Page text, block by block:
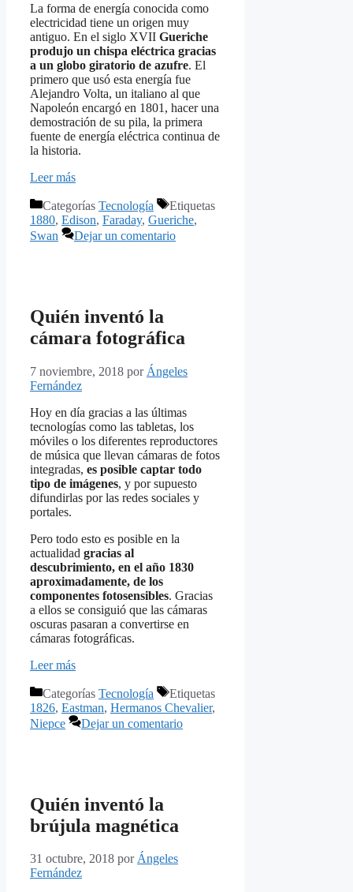
La forma de energía conocida como
electricidad tiene un origen muy
antiguo. En el siglo XVII Gueriche
produjo un chispa eléctrica gracias
a un globo giratorio de azufre. El
primero que usó esta energía fue
Alejandro Volta, un italiano al que
Napoleón encargó en 1801, hacer una
demostración de su pila, la primera
fuente de energía eléctrica continua de
la historia.
Leer más
Categorías Tecnología
Etiquetas
1880, Edison, Faraday, Gueriche,
Swan
Dejar un comentario
Quién inventó la
cámara fotográfica
7 noviembre, 2018 por Ángeles
Fernández
Hoy en día gracias a las últimas
tecnologías como las tabletas, los
móviles o los diferentes reproductores
de música que llevan cámaras de fotos
integradas, es posible captar todo
tipo de imágenes, y por supuesto
difundirlas por las redes sociales y
portales.
Pero todo esto es posible en la
actualidad gracias al
descubrimiento, en el año 1830
aproximadamente, de los
componentes fotosensibles. Gracias
a ellos se consiguió que las cámaras
oscuras pasaran a convertirse en
cámaras fotográficas.
Leer más
Categorías Tecnología
Etiquetas
1826, Eastman, Hermanos Chevalier,
Niepce
Dejar un comentario
Quién inventó la
brújula magnética
31 octubre, 2018 porÁngeles
Fernández